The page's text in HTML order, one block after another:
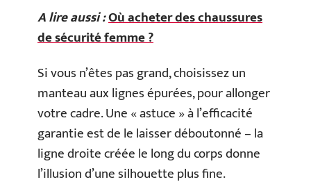
A lire aussi :Où acheter des chaussures
de sécurité femme ?
Si vous n’êtes pas grand, choisissez un
manteau aux lignes épurées, pour allonger
votre cadre. Une « astuce » à l’efficacité
garantie est de le laisser déboutonné – la
ligne droite créée le long du corps donne
l’illusion d’une silhouette plus fine.